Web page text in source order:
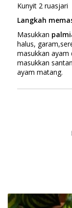
Kunyit 2 ruasjari
Langkah
Masukkan
halus,
masukkan ayam
masukkan
ayam matang.